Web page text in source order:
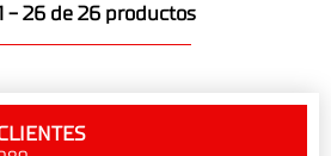
- 26 de 26 productos